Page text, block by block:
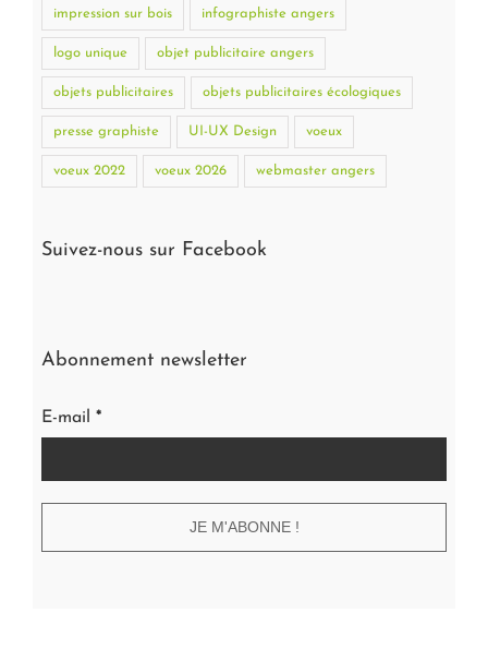
impression sur bois infographiste angers
logo unique objet publicitaire angers
objets publicitaires objets publicitaires écologiques
presse graphiste UI-UX Design voeux
voeux 2022 voeux 2026 webmaster angers
Suivez-nous sur Facebook
Abonnement newsletter
E-mail *